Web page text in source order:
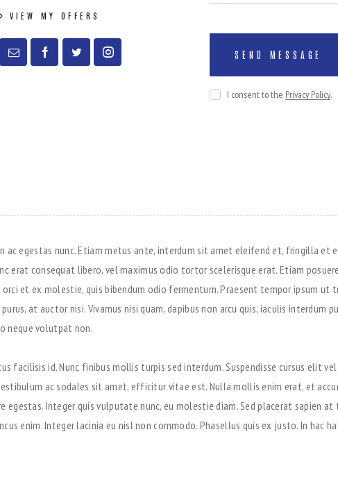
VIEW MY OFFERS
I consent to the Privacy Policy.
ac egestas nunc. Etiam metus ante, interdum sit amet eleifend et, fringilla et
erat consequat libero, vel maximus odio tortor scelerisque erat. Etiam
et ex molestie, quis bibendum odio fermentum. Praesent tempor ipsum ut
at auctor nisi. Vivamus nisi quam, dapibus non arcu quis, iaculis interdum
neque volutpat non.
facilisis id. Nunc finibus mollis turpis sed interdum. Suspendisse cursus elit
ac sodales sit amet, efficitur vitae est. Nulla mollis enim erat, et
Integer quis vulputate nunc, eu molestie diam. Sed placerat sapien at
enim. Integer lacinia eu nisl non commodo. Phasellus quis ex justo. In hac